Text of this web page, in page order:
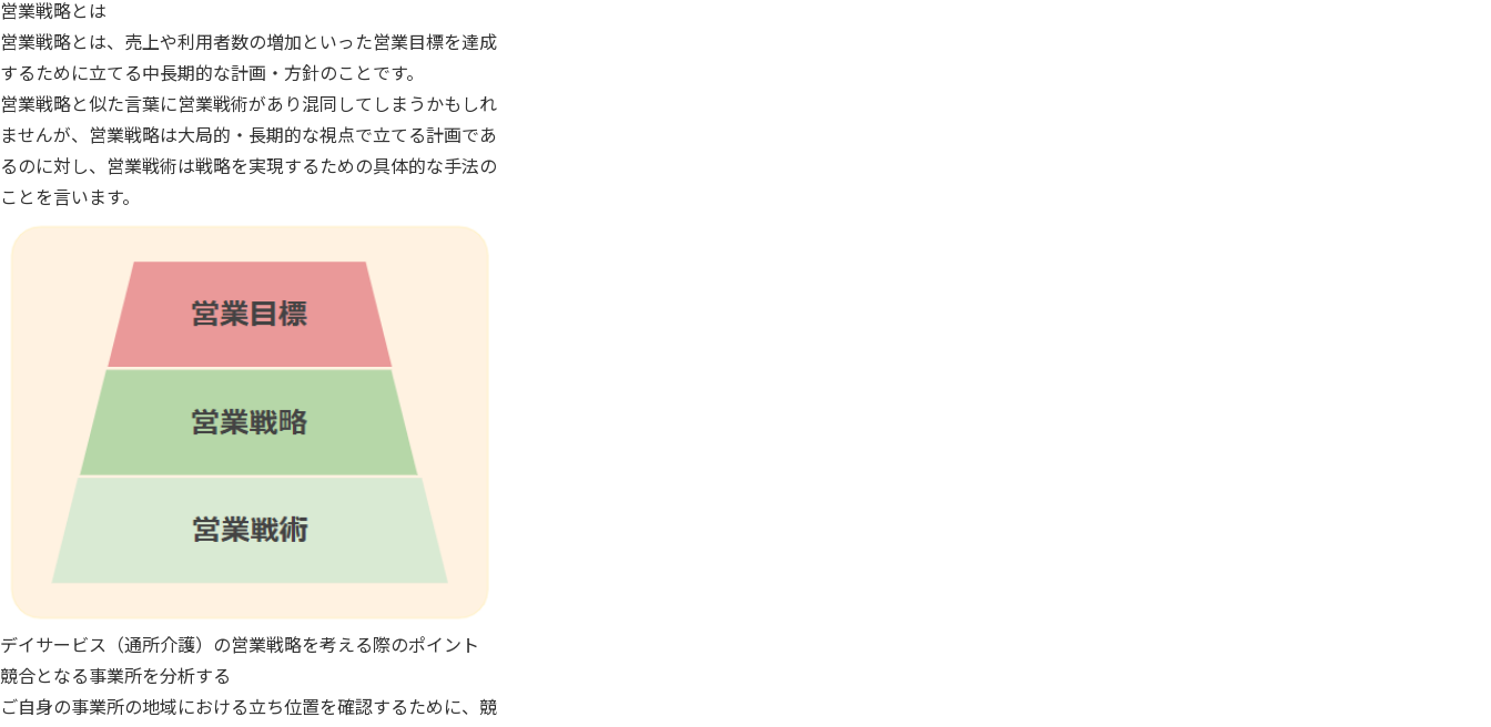
営業戦略とは
営業戦略とは、売上や利用者数の増加といった営業目標を達成
するために立てる中長期的な計画・方針のことです。
営業戦略と似た言葉に営業戦術があり混同してしまうかもしれ
ませんが、営業戦略は大局的・長期的な視点で立てる計画であ
るのに対し、営業戦術は戦略を実現するための具体的な手法の
ことを言います。
デイサービス（通所介護）の営業戦略を考える際のポイント
競合となる事業所を分析する
ご自身の事業所の地域における立ち位置を確認するために、競